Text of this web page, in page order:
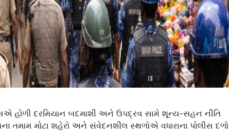
હોળી દરમિયાન બદમાશી અને ઉપદ્રવ સામે શૂન્ય-સહન નીતિ
તમામ મોટા શહેરો અને સંવેદનશીલ સ્થળોએ વધારાના પોલીસ દળો